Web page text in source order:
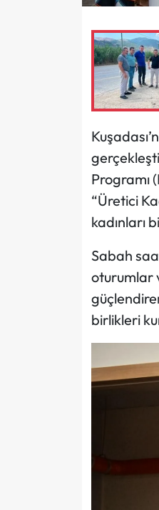
Programı
“Üretici
kadınları
Sabah
oturumlar
birlikleri